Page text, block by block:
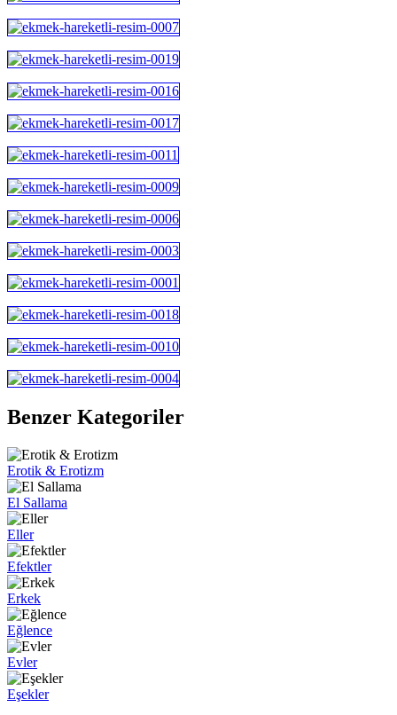
Benzer Kategoriler
Erotik & Erotizm
El Sallama
Eller
Efektler
Erkek
Eğlence
Evler
Eşekler